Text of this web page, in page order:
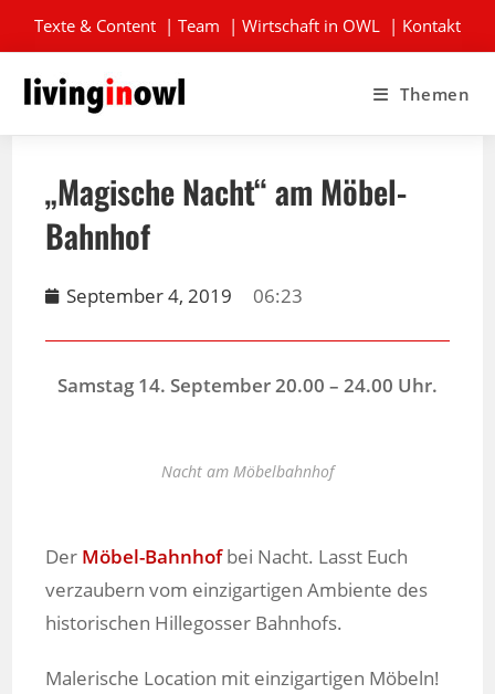
Texte & Content | Team | Wirtschaft in OWL | Kontakt
Themen
„Magische Nacht“ am Möbel-
Bahnhof
September 4, 2019 06:23
Samstag 14. September 20.00 – 24.00 Uhr.
Nacht am Möbelbahnhof
Der Möbel-Bahnhofbei Nacht. Lasst Euch
verzaubern vom einzigartigen Ambiente des
historischen Hillegosser Bahnhofs.
Malerische Location mit einzigartigen Möbeln!